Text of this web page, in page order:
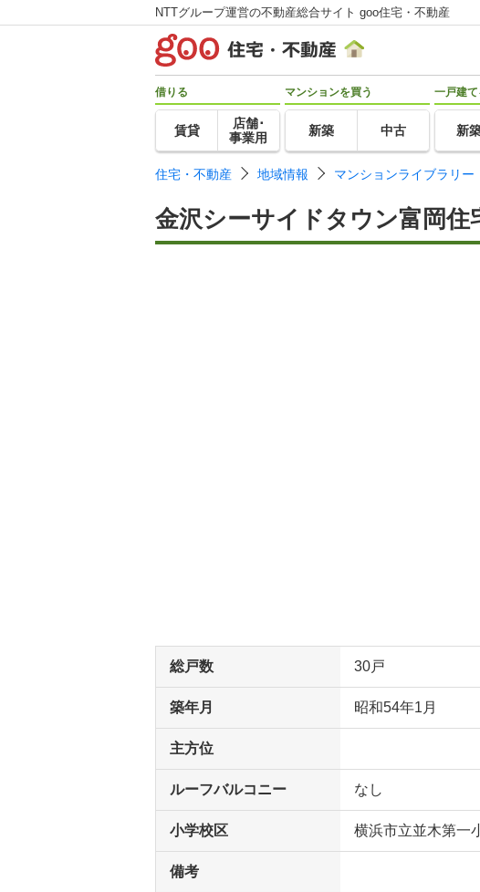
NTTグループ運営の不動産総合サイト goo住宅・不動産
借りる
賃貸
店舗･
事業用
マンションを買う
新築 中古
一戸建て
新
住宅・不動産 地域情報 マンションライブラリー
金沢シーサイドタウン富岡住
総戸数 30戸
築年月 昭和54年1月
主方位
ルーフバルコニー なし
小学校区 横浜市立並木第一
備考